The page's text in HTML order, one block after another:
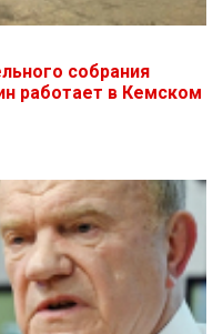
собрания
работает в Кемском